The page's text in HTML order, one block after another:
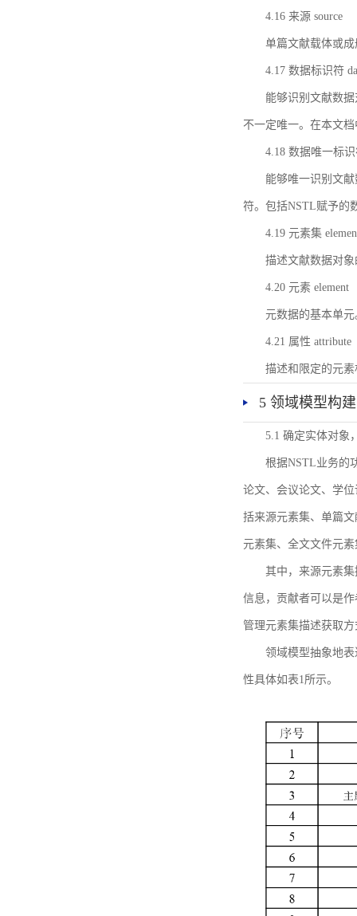
4.16 来源 source
单篇文献载体或
4.17 数据标识符
能够识别文献数
不一定唯一。在本文
4.18 数据唯一标
能够唯一识别文
符。包括NSTL赋予的
4.19 元素集
描述文献数据对
4.20 元素 element
元数据的基本单元
4.21 属性 attribute
描述和限定的元
5 领域模型构建
5.1 确定实体对象
根据NSTL业务的
论文、会议论文、学
括来源元素集、单篇
元素集、全文文件元
其中，来源元素
信息，贡献者可以是
管理元素集描述获取
领域模型抽象地
性具体如表1所示。